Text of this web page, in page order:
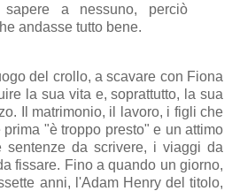
a nessuno, perciò
andasse tutto bene.
del crollo, a scavare con Fiona
la sua vita e, soprattutto, la sua
Il matrimonio, il lavoro, i figli che
"è troppo presto" e un attimo
sentenze da scrivere, i viaggi da
fissare. Fino a quando un giorno,
anni, l'Adam Henry del titolo,